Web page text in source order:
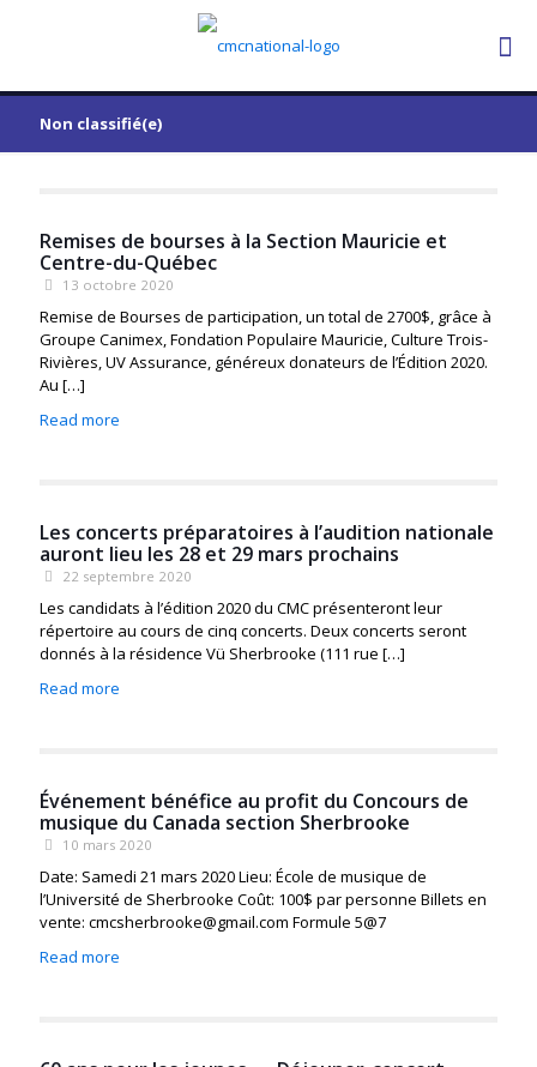
Non classifié(e)
Remises de bourses à la Section Mauricie et
Centre-du-Québec
13 octobre 2020
Remise de Bourses de participation, un total de 2700$, grâce à
Groupe Canimex, Fondation Populaire Mauricie, Culture Trois-
Rivières, UV Assurance, généreux donateurs de l’Édition 2020.
Au […]
Read more
Les concerts préparatoires à l’audition nationale
auront lieu les 28 et 29 mars prochains
22 septembre 2020
Les candidats à l’édition 2020 du CMC présenteront leur
répertoire au cours de cinq concerts. Deux concerts seront
donnés à la résidence Vü Sherbrooke (111 rue […]
Read more
Événement bénéfice au profit du Concours de
musique du Canada section Sherbrooke
10 mars 2020
Date: Samedi 21 mars 2020 Lieu: École de musique de
l’Université de Sherbrooke Coût: 100$ par personne Billets en
vente: cmcsherbrooke@gmail.com Formule 5@7
Read more